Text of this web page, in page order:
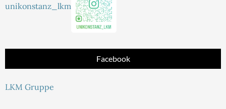
unikonstanz_lkm
Facebook
LKM Gruppe